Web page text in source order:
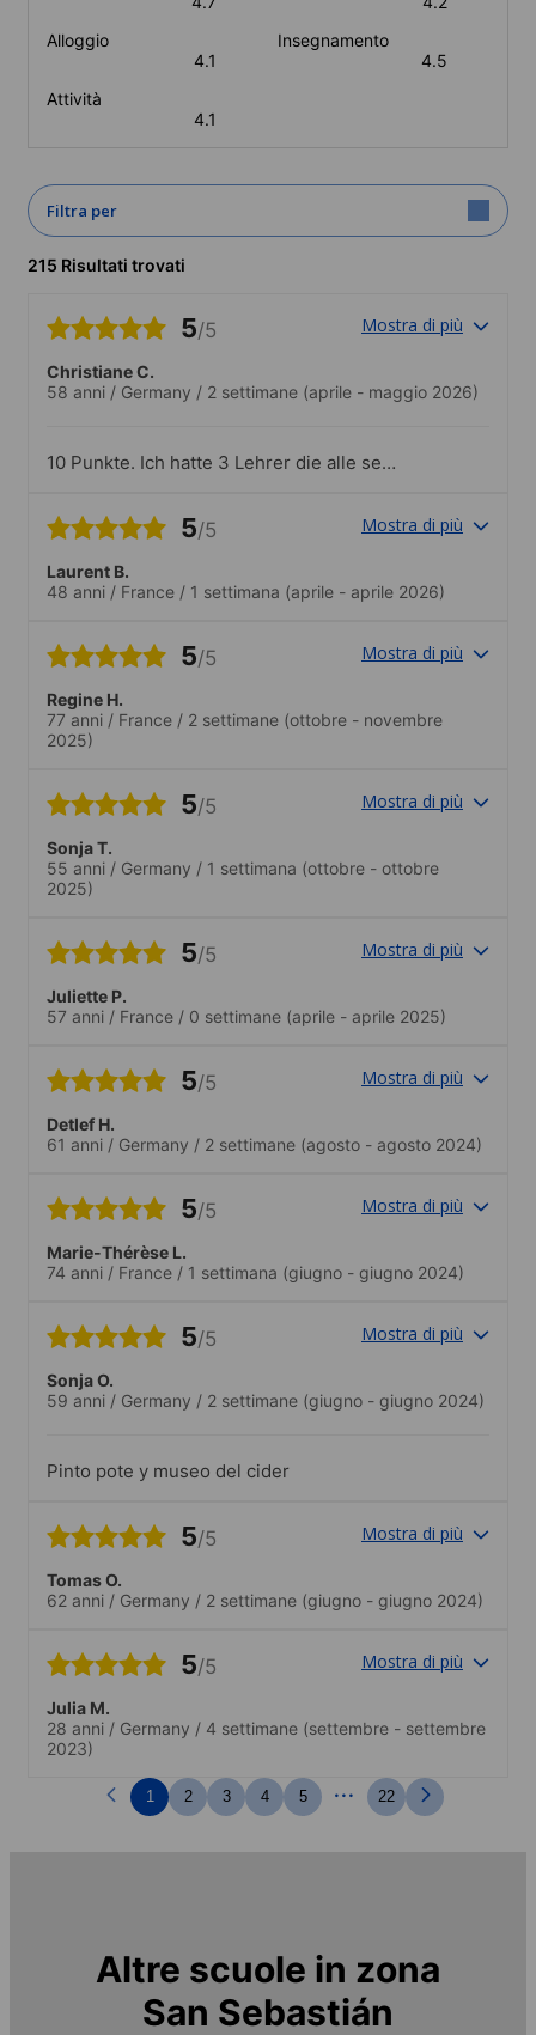
Alloggio
4.1
Insegnamento
4.5
Attività
4.1
Filtra per
215 Risultati trovati
5/5 Mostra di più
Christiane C.
58 anni / Germany / 2 settimane (aprile - maggio 2026)
10 Punkte. Ich hatte 3 Lehrer die alle sehr
mit vielen Situationen zu interessanten
freundlich und entspannt.
5/5 Mostra di più
Laurent B.
48 anni / France / 1 settimana (aprile - aprile 2026)
5/5 Mostra di più
Regine H.
77 anni / France / 2 settimane (ottobre - novembre
2025)
5/5 Mostra di più
Sonja T.
55 anni / Germany / 1 settimana (ottobre - ottobre
2025)
5/5 Mostra di più
Juliette P.
57 anni / France / 0 settimane (aprile - aprile 2025)
5/5 Mostra di più
Detlef H.
61 anni / Germany / 2 settimane (agosto - agosto 2024)
5/5 Mostra di più
Marie-Thérèse L.
74 anni / France / 1 settimana (giugno - giugno 2024)
5/5 Mostra di più
Sonja O.
59 anni / Germany / 2 settimane (giugno - giugno 2024)
Pinto pote y museo del cider
5/5 Mostra di più
Tomas O.
62 anni / Germany / 2 settimane (giugno - giugno 2024)
5/5 Mostra di più
Julia M.
28 anni / Germany / 4 settimane (settembre - settembre
2023)
1 2 3 4 5 ... 22
Altre scuole in zona
San Sebastián